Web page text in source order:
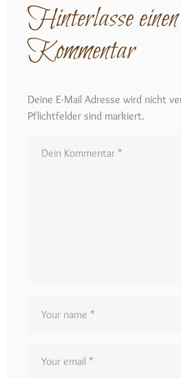
Hinterlasse einen
Kommentar
Deine E-Mail Adresse wird nicht
Pflichtfelder sind markiert.